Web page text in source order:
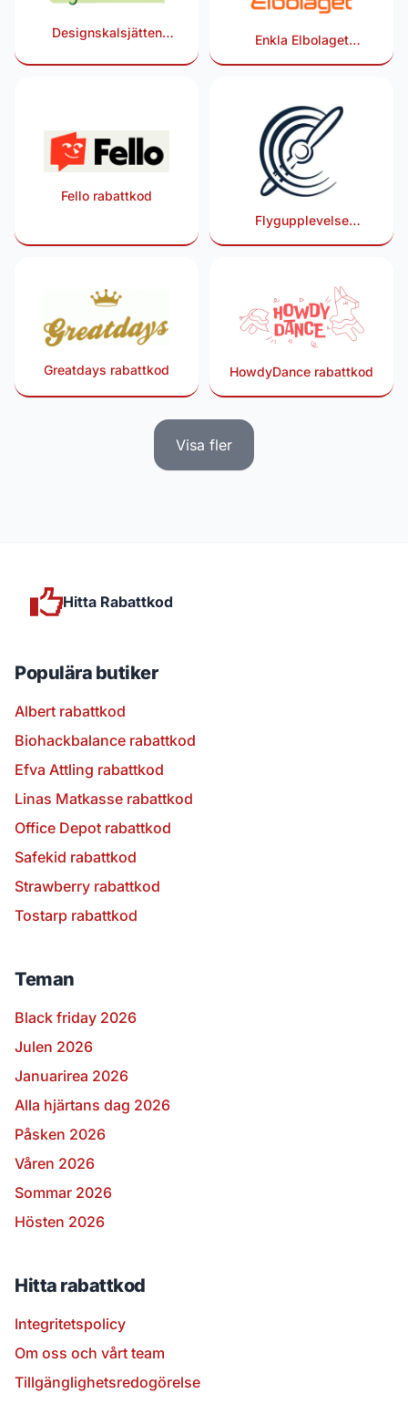
Designskalsjätten
Enkla Elbolaget
Fello rabattkod
Flygupplevelse
Greatdays rabattkod HowdyDance rabattkod
Visa fler
Hitta Rabattkod
Populära butiker
Albert rabattkod
Biohackbalance rabattkod
Efva Attling rabattkod
Linas Matkasse rabattkod
Office Depot rabattkod
Safekid rabattkod
Strawberry rabattkod
Tostarp rabattkod
Teman
Black friday 2026
Julen 2026
Januarirea 2026
Alla hjärtans dag 2026
Påsken 2026
Våren 2026
Sommar 2026
Hösten 2026
Hitta rabattkod
Integritetspolicy
Om oss och vårt team
Tillgänglighetsredogörelse